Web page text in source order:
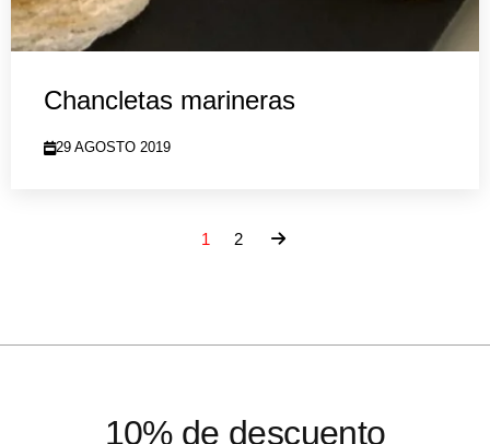
Chancletas marineras
29 AGOSTO 2019
1 2
10% de descuento